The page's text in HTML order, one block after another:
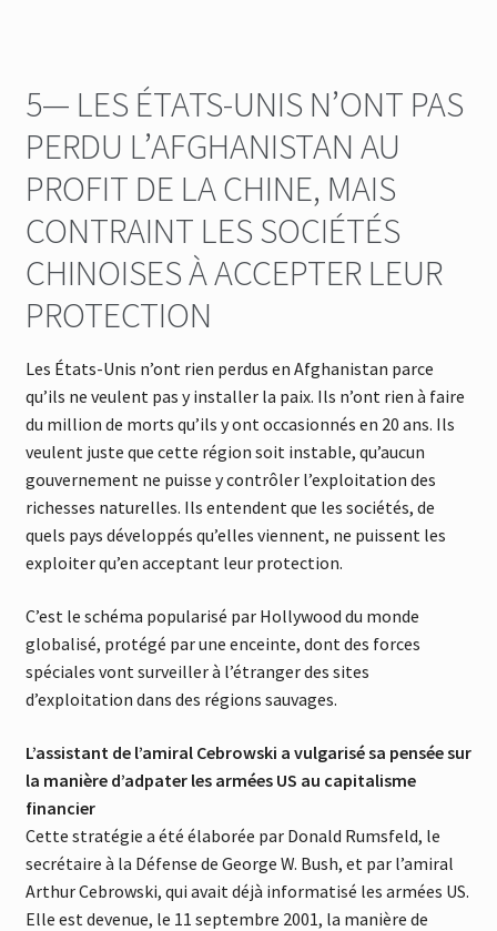
5— LES ÉTATS-UNIS N’ONT PAS
PERDU L’AFGHANISTAN AU
PROFIT DE LA CHINE, MAIS
CONTRAINT LES SOCIÉTÉS
CHINOISES À ACCEPTER LEUR
PROTECTION
Les États-Unis n’ont rien perdus en Afghanistan parce
qu’ils ne veulent pas y installer la paix. Ils n’ont rien à faire
du million de morts qu’ils y ont occasionnés en 20 ans. Ils
veulent juste que cette région soit instable, qu’aucun
gouvernement ne puisse y contrôler l’exploitation des
richesses naturelles. Ils entendent que les sociétés, de
quels pays développés qu’elles viennent, ne puissent les
exploiter qu’en acceptant leur protection.
C’est le schéma popularisé par Hollywood du monde
globalisé, protégé par une enceinte, dont des forces
spéciales vont surveiller à l’étranger des sites
d’exploitation dans des régions sauvages.
L’assistant de l’amiral Cebrowski a vulgarisé sa pensée sur
la manière d’adpater les armées US au capitalisme
financier
Cette stratégie a été élaborée par Donald Rumsfeld, le
secrétaire à la Défense de George W. Bush, et par l’amiral
Arthur Cebrowski, qui avait déjà informatisé les armées US.
Elle est devenue, le 11 septembre 2001, la manière de